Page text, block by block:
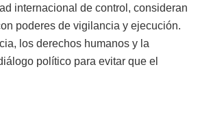
internacional de control, consideran
poderes de vigilancia y ejecución.
los derechos humanos y la
político para evitar que el